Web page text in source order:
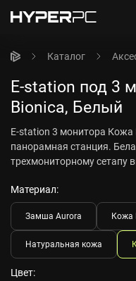
Каталог
E-station под 3
Bionica, Белый
E-station 3 монитора
панорамная станция.
трехмониторному сетапу
Материал:
Замша Aurora Кожа
Натуральная кожа
Цвет: